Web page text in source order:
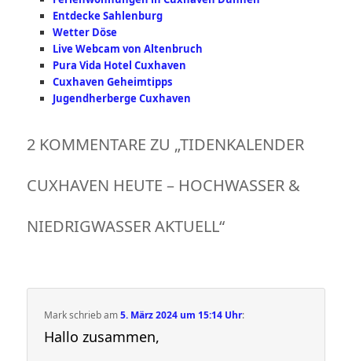
Entdecke Sahlenburg
Wetter Döse
Live Webcam von Altenbruch
Pura Vida Hotel Cuxhaven
Cuxhaven Geheimtipps
Jugendherberge Cuxhaven
2 KOMMENTARE ZU „TIDENKALENDER
CUXHAVEN HEUTE – HOCHWASSER &
NIEDRIGWASSER AKTUELL“
Markschriebam5. März 2024 um 15:14 Uhr:
Hallo zusammen,